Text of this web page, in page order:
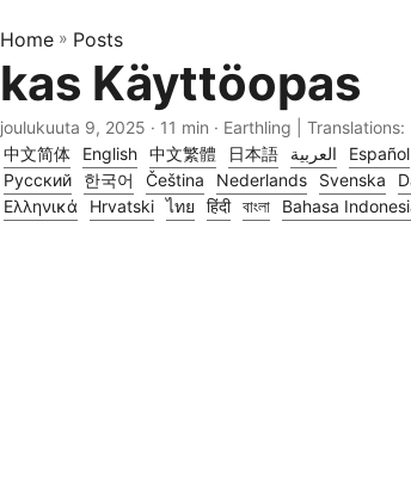
Home » Posts
kas Käyttöopas
joulukuuta 9, 2025 · 11 min · Earthling | Translations:
中文简体
English 中文繁體 日本語 العربية Español
Русский
한국어 Čeština Nederlands Svenska
Ελληνικά
Hrvatski ไทย हिंदी বাংলা Bahasa